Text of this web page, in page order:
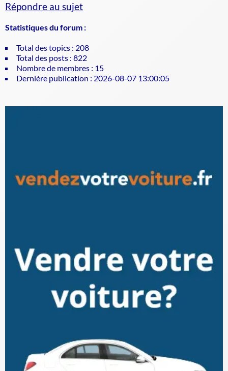
Répondre au sujet
Statistiques du forum :
Total des topics : 208
Total des posts : 822
Nombre de membres : 15
Dernière publication : 2026-08-07 13:00:05